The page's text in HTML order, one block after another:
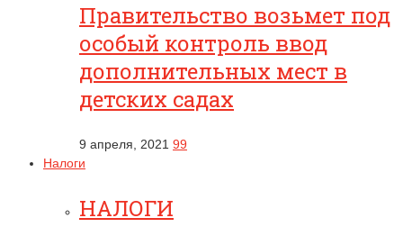
Правительство возьмет под
особый контроль ввод
дополнительных мест в
детских садах
9 апреля, 2021 99
Налоги
НАЛОГИ